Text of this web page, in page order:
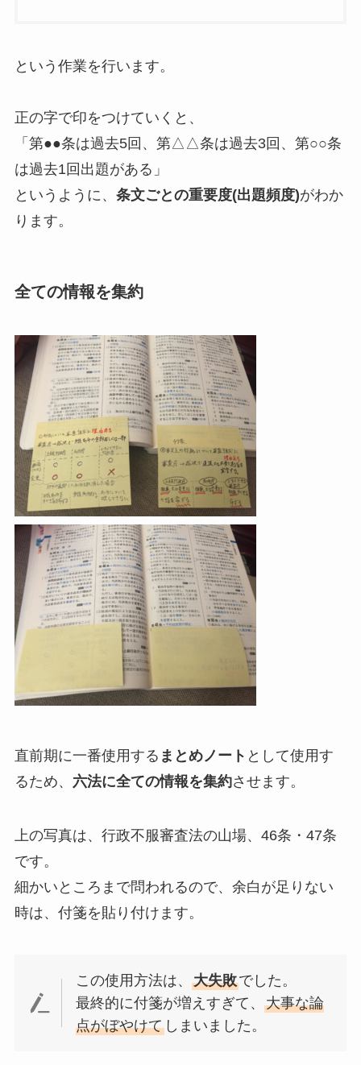
という作業を行います。
正の字で印をつけていくと、
「第●●条は過去5回、第△△条は過去3回、第○○条
は過去1回出題がある」
というように、 条文ごとの重要度(出題頻度)がわか
ります。
全ての情報を集約
直前期に一番使用する まとめノート として使用す
るため、 六法に全ての情報を集約させます。
上の写真は、行政不服審査法の山場、46条・47条
です。
細かいところまで問われるので、余白が足りない
時は、付箋を貼り付けます。
この使用方法は、大失敗でした。
最終的に付箋が増えすぎて、大事な論
点がぼやけて しまいました。